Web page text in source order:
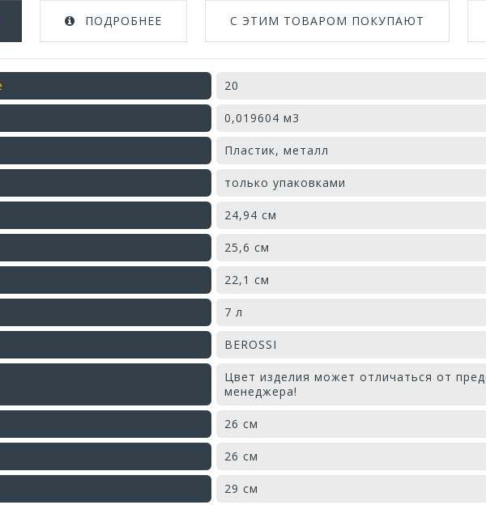
ПОДРОБНЕЕ С ЭТИМ ТОВАРОМ ПОКУПАЮТ
20
0,019604 м3
Пластик, металл
только упаковками
24,94 см
25,6 см
22,1 см
7 л
BEROSSI
Цвет изделия может отличаться от
менеджера!
26 см
26 см
29 см